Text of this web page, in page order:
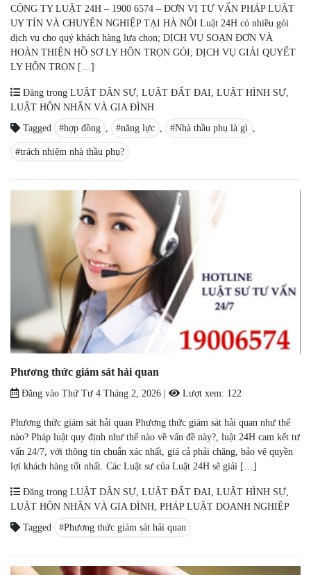
CÔNG TY LUẬT 24H – 1900 6574 – ĐƠN VỊ TƯ VẤN PHÁP LUẬT
UY TÍN VÀ CHUYÊN NGHIỆP TẠI HÀ NỘI Luật 24H có nhiều gói
dịch vụ cho quý khách hàng lựa chọn; DỊCH VỤ SOẠN ĐƠN VÀ
HOÀN THIỆN HỒ SƠ LY HÔN TRỌN GÓI; DỊCH VỤ GIẢI QUYẾT
LY HÔN TRỌN […]
Đăng trong LUẬT DÂN SỰ LUẬT ĐẤT ĐAI LUẬT HÌNH SỰ
LUẬT HÔN NHÂN VÀ GIA ĐÌNH
Tagged
hợp đồng năng lực Nhà thầu phụ là gì
trách nhiệm nhà thầu phụ?
Phương thức giám sát hải quan
Đăng vào Thứ Tư 4 Tháng 2, 2026 Lượt xem: 122
Phương thức giám sát hải quan Phương thức giám sát hải quan như thế
nào? Pháp luật quy định như thế nào về vấn đề này?, luật 24H cam kết tư
vấn 24/7, với thông tin chuẩn xác nhất, giá cả phải chăng, bảo vệ quyền
lợi khách hàng tốt nhất. Các Luật sư của Luật 24H sẽ giải […]
Đăng trong LUẬT DÂN SỰ, LUẬT ĐẤT ĐAI, LUẬT HÌNH SỰ,
LUẬT HÔN NHÂN VÀ GIA ĐÌNH, PHÁP LUẬT DOANH NGHIỆP
Tagged
Phương thức giám sát hải quan